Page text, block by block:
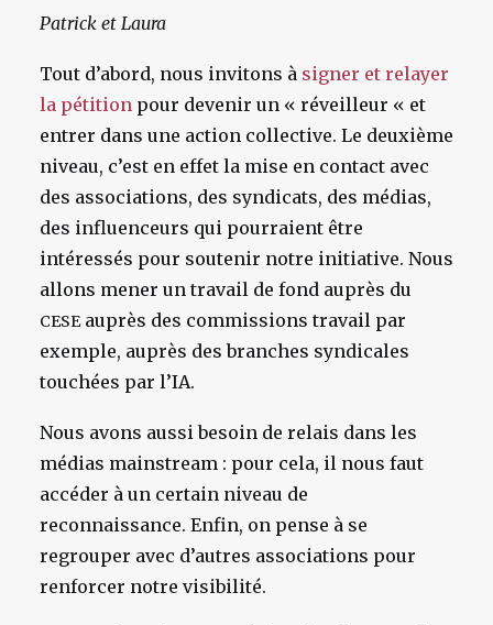
Patrick et Laura
Tout d’abord, nous invitons à signer et relayer
la pétition pour devenir un « réveilleur « et
entrer dans une action collective. Le deuxième
niveau, c’est en effet la mise en contact avec
des associations, des syndicats, des médias,
des influenceurs qui pourraient être
intéressés pour soutenir notre initiative. Nous
allons mener un travail de fond auprès du
CESEauprès des commissions travail par
exemple, auprès des branches syndicales
touchées par l’IA.
Nous avons aussi besoin de relais dans les
médias mainstream : pour cela, il nous faut
accéder à un certain niveau de
reconnaissance. Enfin, on pense à se
regrouper avec d’autres associations pour
renforcer notre visibilité.